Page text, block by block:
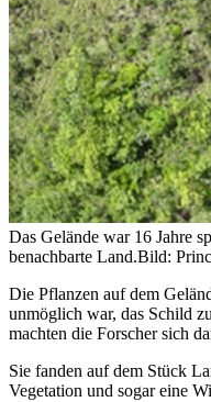
Das Gelände war 16 Jahre
benachbarte Land.Bild:
Die Pflanzen auf dem
unmöglich war, das Schild
machten die Forscher sich
Sie fanden auf dem Stück
Vegetation und sogar eine